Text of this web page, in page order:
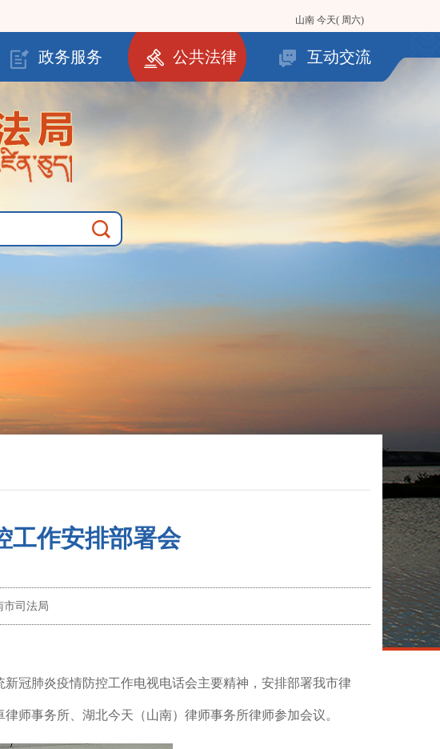
山南 今天( 周六)
政务服务 公共法律 互动交流
工作安排部署会
市司法局
冠肺炎疫情防控工作电视电话会主要精神，安排部署我市律
师事务所、湖北今天（山南）律师事务所律师参加会议。